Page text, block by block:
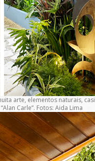
arte, elementos naturais,
Carle”. Fotos: Aida Lima